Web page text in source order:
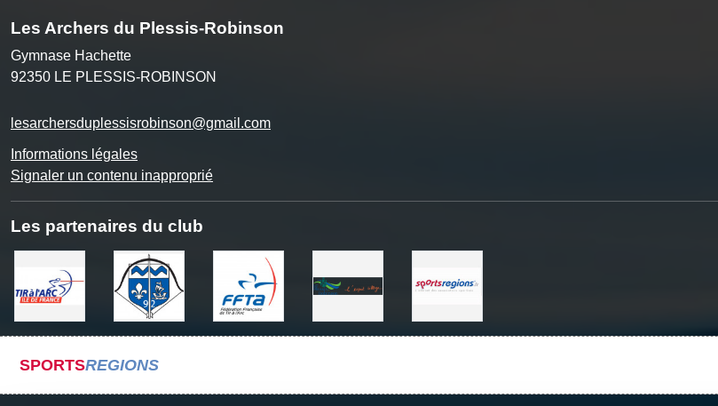
Les Archers du Plessis-Robinson
Gymnase Hachette
92350 LE PLESSIS-ROBINSON
lesarchersduplessisrobinson@gmail.com
Informations légales
Signaler un contenu inapproprié
Les partenaires du club
SPORTSREGIONS